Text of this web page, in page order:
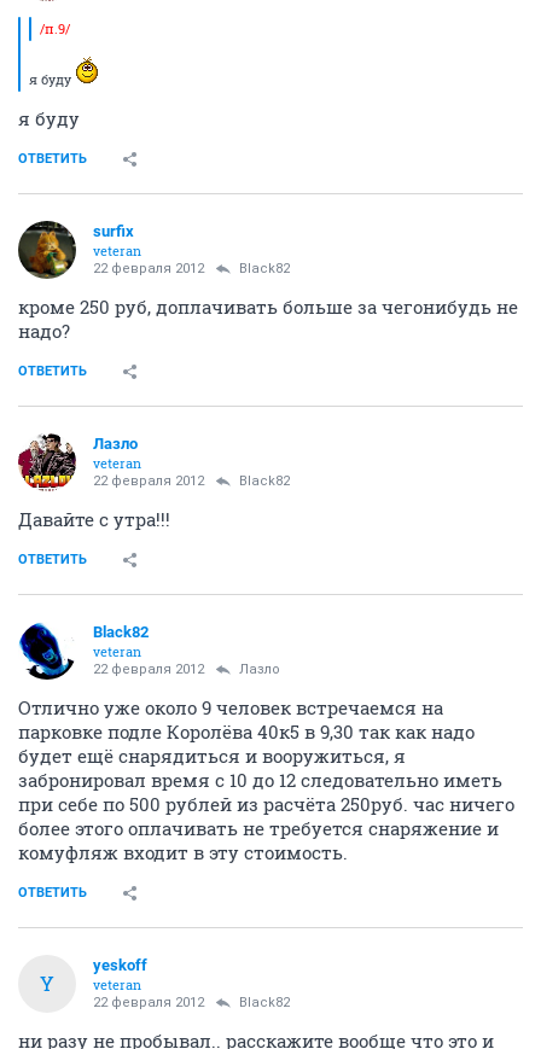
/п.9/
я буду
я буду
ОТВЕТИТЬ
surfix
veteran
22 февраля 2012 Black82
кроме 250 руб, доплачивать больше за чегонибудь не
надо?
ОТВЕТИТЬ
Лазло
veteran
22 февраля 2012 Black82
Давайте с утра!!!
ОТВЕТИТЬ
Black82
veteran
22 февраля 2012 Лазло
Отлично уже около 9 человек встречаемся на
парковке подле Королёва 40к5 в 9,30 так как надо
будет ещё снарядиться и вооружиться, я
забронировал время с 10 до 12 следовательно иметь
при себе по 500 рублей из расчёта 250руб. час ничего
более этого оплачивать не требуется снаряжение и
комуфляж входит в эту стоимость.
ОТВЕТИТЬ
Y
yeskoff
veteran
22 февраля 2012 Black82
ни разу не пробывал.. расскажите вообще что это и